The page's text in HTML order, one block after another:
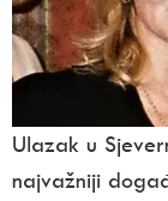
Ulazak u
najvažniji